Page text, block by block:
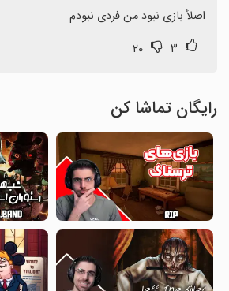
اصلأ بازی نبود من فردی نبودم
۳ ۲۰
رایگان تماشا کن